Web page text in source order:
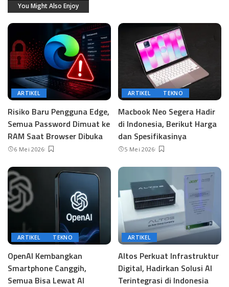
You Might Also Enjoy
ARTIKEL
Risiko Baru Pengguna Edge,
Semua Password Dimuat ke
RAM Saat Browser Dibuka
6 Mei 2026
ARTIKEL TEKNO
Macbook Neo Segera Hadir
di Indonesia, Berikut Harga
dan Spesifikasinya
5 Mei 2026
ARTIKEL TEKNO
OpenAI Kembangkan
Smartphone Canggih,
Semua Bisa Lewat AI
ARTIKEL
Altos Perkuat Infrastruktur
Digital, Hadirkan Solusi AI
Terintegrasi di Indonesia